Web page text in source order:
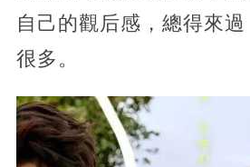
自己的觀后感，總得來
很多。